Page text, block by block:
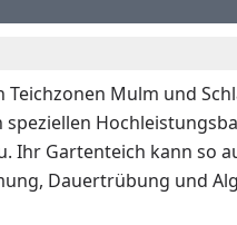
Mulm und
Gartenteich kann so
Dauertrübung und